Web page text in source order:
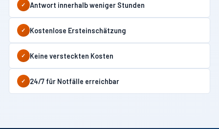
✓ Antwort innerhalb weniger Stunden
✓ Kostenlose Ersteinschätzung
✓ Keine versteckten Kosten
✓ 24/7 für Notfälle erreichbar